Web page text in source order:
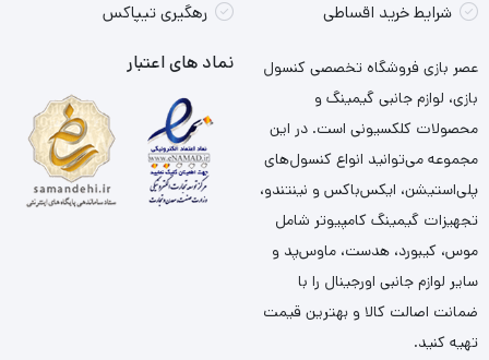
شرایط خرید اقساطی
رهگیری تیپاکس
عصر بازی فروشگاه تخصصی کنسول
بازی، لوازم جانبی گیمینگ و
محصولات کلکسیونی است. در این
مجموعه می‌توانید انواع کنسول‌های
پلی‌استیشن، ایکس‌باکس و نینتندو،
تجهیزات گیمینگ کامپیوتر شامل
موس، کیبورد، هدست، ماوس‌پد و
سایر لوازم جانبی اورجینال را با
ضمانت اصالت کالا و بهترین قیمت
تهیه کنید.
نماد های اعتبار